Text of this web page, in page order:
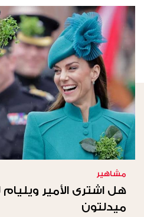
مشاهير
ميدلتون